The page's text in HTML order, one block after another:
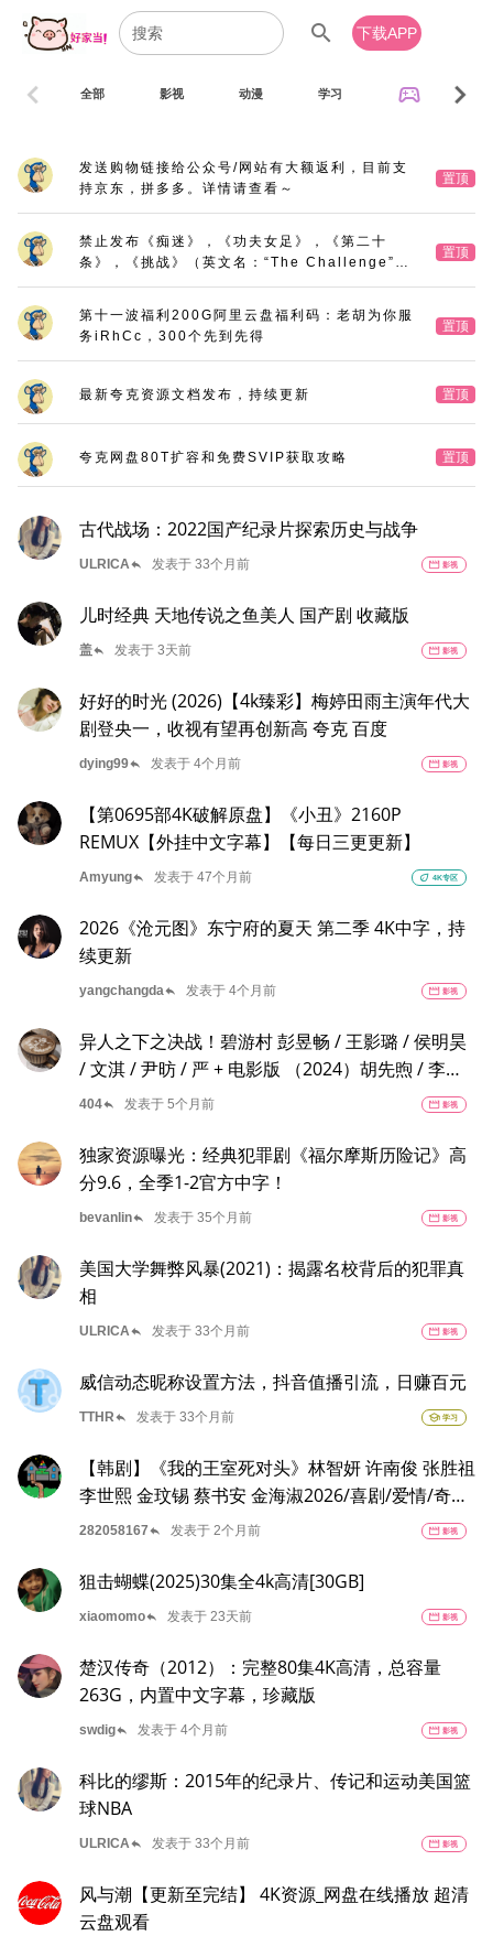
search 下载APP
全部 影视 动漫 学习 sports_esports
chevron_left chevron_right
发送购物链接给公众号/网站有大额返利，目前支
持京东，拼多多。详情请查看～
置顶
禁止发布《痴迷》，《功夫女足》，《第二十
条》，《挑战》（英文名：“The Challenge”，
又名：《深空拯救者》），《三大队》电影版
置顶
第十一波福利200G阿里云盘福利码：老胡为你服
务iRhCc，300个先到先得
置顶
最新夸克资源文档发布，持续更新 置顶
夸克网盘80T扩容和免费SVIP获取攻略 置顶
古代战场：2022国产纪录片探索历史与战争
ULRICAreply 发表于 33个月前 movie 影视
儿时经典 天地传说之鱼美人 国产剧 收藏版
盖reply 发表于 3天前 movie 影视
好好的时光 (2026)【4k臻彩】梅婷田雨主演年代大
剧登央一，收视有望再创新高 夸克 百度
dying99reply 发表于 4个月前 movie 影视
【第0695部4K破解原盘】《小丑》2160P
REMUX【外挂中文字幕】【每日三更更新】
Amyungreply 发表于 47个月前 eco 4K专区
2026《沧元图》东宁府的夏天 第二季 4K中字，持
续更新
yangchangdareply 发表于 4个月前 movie 影视
异人之下之决战！碧游村 彭昱畅 / 王影璐 / 侯明昊
/ 文淇 / 尹昉 / 严 + 电影版 （2024）胡先煦 / 李宛
妲 / 冯绍峰 / 娜然 + 异人之下剧版 一人之下真人版
404reply 发表于 5个月前 movie 影视
独家资源曝光：经典犯罪剧《福尔摩斯历险记》高
分9.6，全季1-2官方中字！
bevanlinreply 发表于 35个月前 movie 影视
美国大学舞弊风暴(2021)：揭露名校背后的犯罪真
相
ULRICAreply 发表于 33个月前 movie 影视
威信动态昵称设置方法，抖音值播引流，日赚百元
TTHRreply 发表于 33个月前 school 学习
【韩剧】《我的王室死对头》林智妍 许南俊 张胜祖
李世熙 金玟锡 蔡书安 金海淑2026/喜剧/爱情/奇幻/
已更最新 夸克
282058167reply 发表于 2个月前 movie 影视
狙击蝴蝶(2025)30集全4k高清[30GB]
xiaomomoreply 发表于 23天前 movie 影视
楚汉传奇（2012）：完整80集4K高清，总容量
263G，内置中文字幕，珍藏版
swdigreply 发表于 4个月前 movie 影视
科比的缪斯：2015年的纪录片、传记和运动美国篮
球NBA
ULRICAreply 发表于 33个月前 movie 影视
风与潮【更新至完结】 4K资源_网盘在线播放 超清
云盘观看